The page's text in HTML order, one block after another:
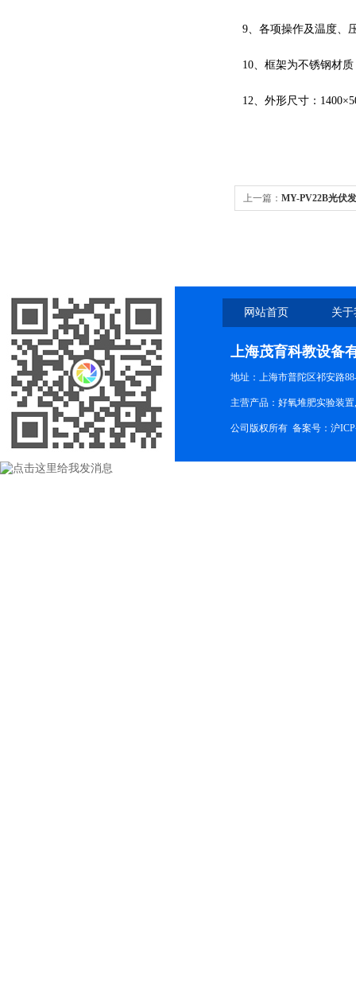
9、各项操作及温度、
10、框架为不锈钢材
12、外形尺寸：
上一篇： MY-PV22B光伏
网站首页 关
上海茂育科教设备
地址：上海市普陀区祁安路
主营产品：好氧堆肥实验装
公司版权所有 备案号： 沪